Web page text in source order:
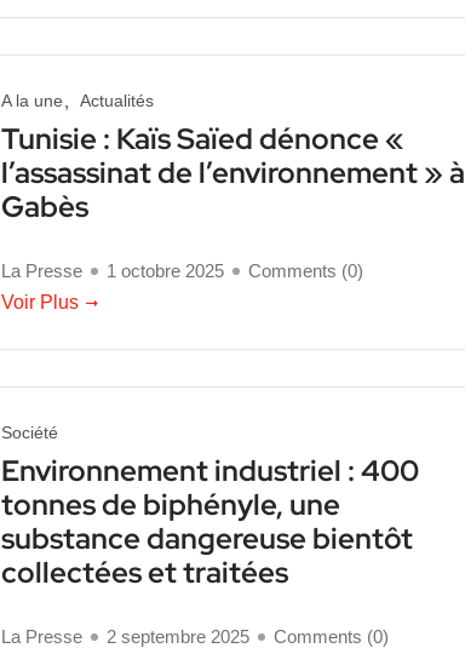
A la une Actualités
Tunisie : Kaïs Saïed dénonce «
l’assassinat de l’environnement » à
Gabès
La Presse 1 octobre 2025 Comments (0)
Voir Plus
Société
Environnement industriel : 400
tonnes de biphényle, une
substance dangereuse bientôt
collectées et traitées
La Presse 2 septembre 2025 Comments (0)